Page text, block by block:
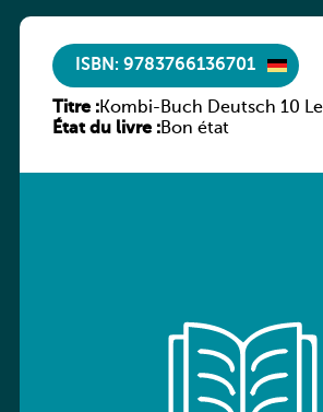
ISBN: 9783766136701
Titre :Kombi-Buch Deutsch 10
Sprachbuch
État du livre :Bon état